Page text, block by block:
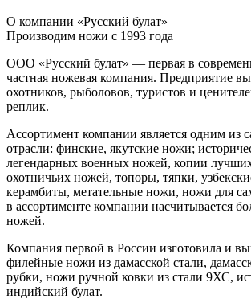
О компании «Русский булат»
Производим ножи с 1993 года
ООО «Русский булат» — первая в
частная ножевая компания. Предприятие
охотников, рыболовов, туристов и
реплик.
Ассортимент компании является одним из
отрасли: финские, якутские ножи;
легендарных военных ножей, копии
охотничьих ножей, топоры, тяпки,
керамбиты, метательные ножи, ножи для
в ассортименте компании насчитывается
ножей.
Компания первой в России изготовила и
филейные ножи из дамасской стали,
рубки, ножи ручной ковки из стали 9ХС,
индийский булат.